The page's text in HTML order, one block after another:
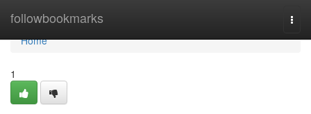
followbookmarks
Home
Home
1